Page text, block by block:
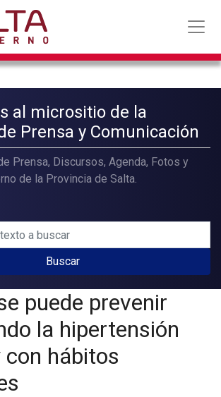
al micrositio de la
Prensa y Comunicación
Prensa, Discursos, Agenda, Fotos y
de la Provincia de Salta.
Buscar
puede prevenir
la hipertensión
hábitos